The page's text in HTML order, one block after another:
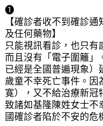
❶
【確診者收不到確診
及任何藥物】
只能視訊看診，也只有
而且沒有「電子圍籬」
已經是全國普遍現象
歲童不幸死亡事件。因
寛），又不給治療新
致諸如基隆陳姓女士不
國確診者陷於不安的危